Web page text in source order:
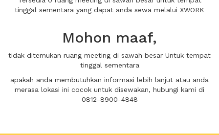
tinggal sementara yang dapat anda sewa melalui XWORK
Mohon maaf,
tidak ditemukan ruang meeting di sawah besar Untuk tempat
tinggal sementara
apakah anda membutuhkan informasi lebih lanjut atau anda
merasa lokasi ini cocok untuk disewakan, hubungi kami di
0812-8900-4848